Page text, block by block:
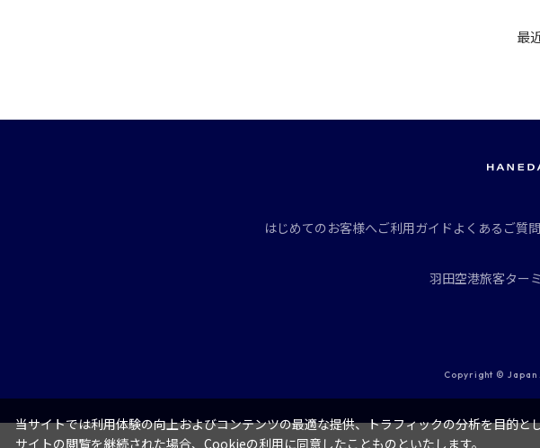
最
はじめてのお客様へご利用ガイド よくあるご質問
羽田空港旅客ター
Copyright ©
当サイトでは利用体験の向上およびコンテンツの最適な提供、トラフィックの分析を目的と
サイトの閲覧を継続された場合、Cookieの利用に同意したことものといたします。